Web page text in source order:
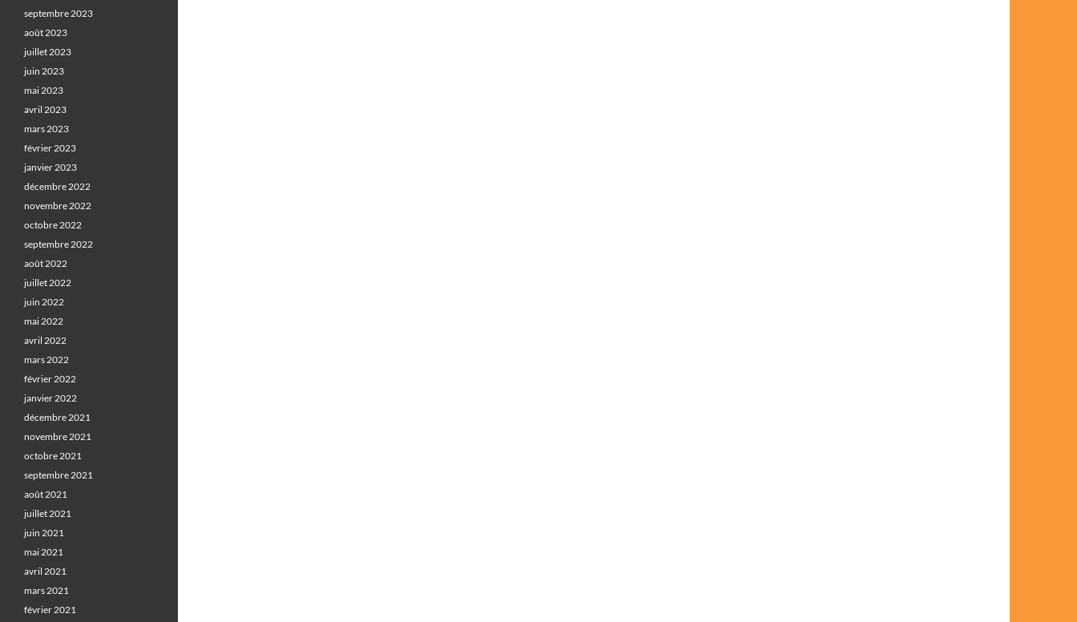
septembre 2023
août 2023
juillet 2023
juin 2023
mai 2023
avril 2023
mars 2023
février 2023
janvier 2023
décembre 2022
novembre 2022
octobre 2022
septembre 2022
août 2022
juillet 2022
juin 2022
mai 2022
avril 2022
mars 2022
février 2022
janvier 2022
décembre 2021
novembre 2021
octobre 2021
septembre 2021
août 2021
juillet 2021
juin 2021
mai 2021
avril 2021
mars 2021
février 2021